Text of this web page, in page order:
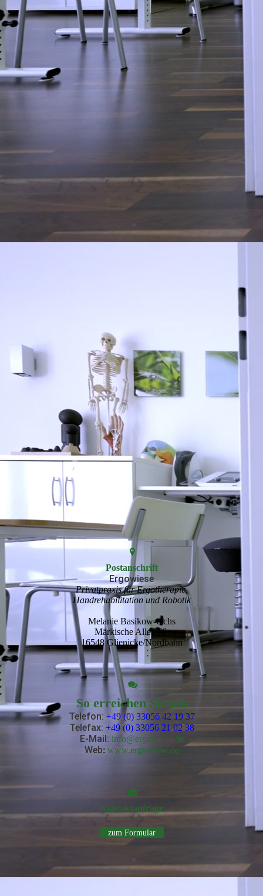
Postanschrift
Ergowiese
Privatpraxis für Ergotherapie,
Handrehabilitation und Robotik
Melanie Basikow-Ochs
Märkische Allee 76
16548 Glienicke/Nordbahn
So erreichen Sie uns
Telefon: +49 (0) 33056 42 19 37
Telefax: +49 (0) 33056 21 02 38
E-Mail: info@ergowiese.de
Web: www.ergowiese.de
Kontakt­anfrage
zum Formular